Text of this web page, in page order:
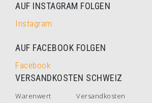
AUF INSTAGRAM FOLGEN
Instagram
AUF FACEBOOK FOLGEN
Facebook
VERSANDKOSTEN SCHWEIZ
Warenwert
Versandkosten